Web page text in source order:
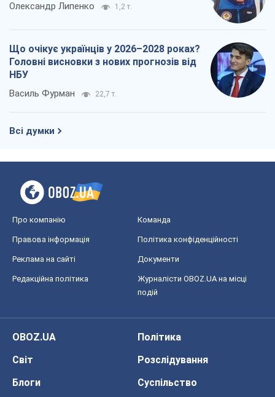
Олександр Липенко 1,2 т.
Що очікує українців у 2026–2028 роках?
Головні висновки з нових прогнозів від
НБУ
Василь Фурман 22,7 т.
Всі думки
Про компанію Команда
Правова інформація Політика конфіденційності
Реклама на сайті Документи
Редакційна політика
Журналісти OBOZ.UA на місці
подій
OBOZ.UA
Політика
Світ
Розслідування
Блоги
Суспільство